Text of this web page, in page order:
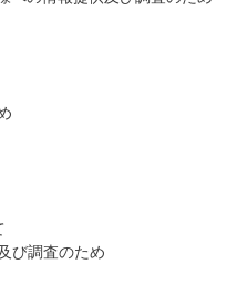
び調査のため